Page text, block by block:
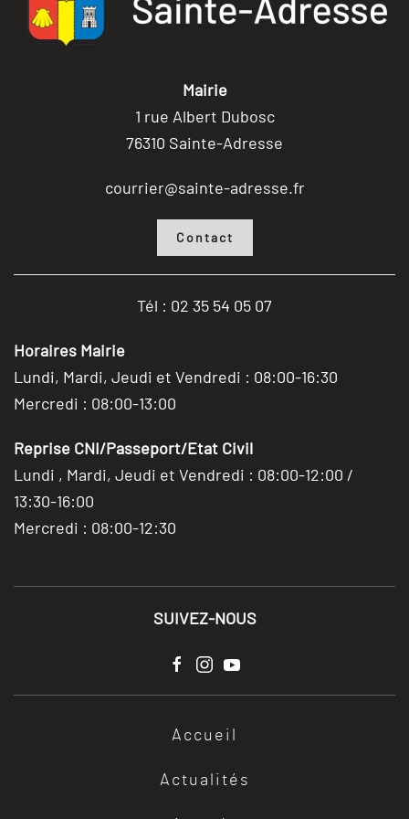
Mairie
1 rue Albert Dubosc
76310 Sainte-Adresse
courrier@sainte-adresse.fr
Contact
Tél : 02 35 54 05 07
Horaires Mairie
Lundi, Mardi, Jeudi et Vendredi : 08:00-16:30
Mercredi : 08:00-13:00
Reprise CNI/Passeport/Etat Civil
Lundi , Mardi, Jeudi et Vendredi : 08:00-12:00 /
13:30-16:00
Mercredi : 08:00-12:30
SUIVEZ-NOUS
Accueil
Actualités